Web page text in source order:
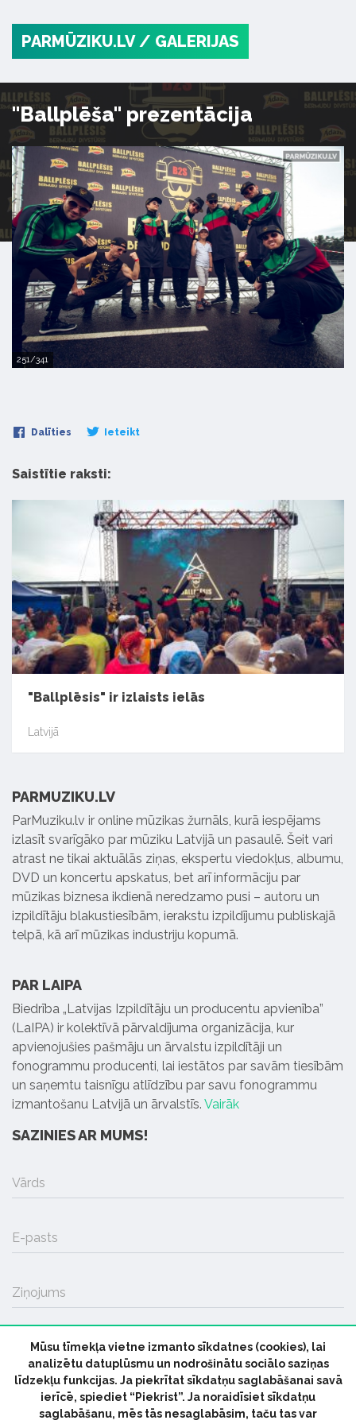
PARMŪZIKU.LV / GALERIJAS
"Ballplēša" prezentācija
251/341
Dalīties Ieteikt
Saistītie raksti:
"Ballplēsis" ir izlaists ielās
Latvijā
PARMUZIKU.LV
ParMuziku.lv ir online mūzikas žurnāls, kurā iespējams
izlasīt svarīgāko par mūziku Latvijā un pasaulē. Šeit vari
atrast ne tikai aktuālās ziņas, ekspertu viedokļus, albumu,
DVD un koncertu apskatus, bet arī informāciju par
mūzikas biznesa ikdienā neredzamo pusi – autoru un
izpildītāju blakustiesībām, ierakstu izpildījumu publiskajā
telpā, kā arī mūzikas industriju kopumā.
PAR LAIPA
Biedrība „Latvijas Izpildītāju un producentu apvienība”
(LaIPA) ir kolektīvā pārvaldījuma organizācija, kur
apvienojušies pašmāju un ārvalstu izpildītāji un
fonogrammu producenti, lai iestātos par savām tiesībām
un saņemtu taisnīgu atlīdzību par savu fonogrammu
izmantošanu Latvijā un ārvalstīs. Vairāk
SAZINIES AR MUMS!
Vārds
E-pasts
Ziņojums
SŪTĪT
Mūsu tīmekļa vietne izmanto sīkdatnes (cookies), lai
analizētu datuplūsmu un nodrošinātu sociālo saziņas
līdzekļu funkcijas. Ja piekrītat sīkdatņu saglabāšanai savā
ierīcē, spiediet “Piekrist”. Ja noraidīsiet sīkdatņu
saglabāšanu, mēs tās nesaglabāsim, taču tas var